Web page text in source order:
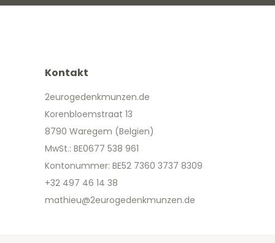
Kontakt
2eurogedenkmunzen.de
Korenbloemstraat 13
8790 Waregem (Belgien)
MwSt.: BE0677 538 961
Kontonummer: BE52 7360 3737 8309
+32 497 46 14 38
mathieu@2eurogedenkmunzen.de